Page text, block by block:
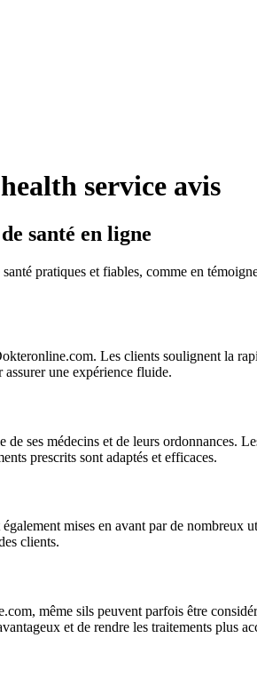
service avis
santé en ligne
pratiques et fiables, comme en
Les clients soulignent la
une expérience fluide.
ses médecins et de leurs ordonnances.
prescrits sont adaptés et efficaces.
mises en avant par de nombreux
clients.
même sils peuvent parfois être
et de rendre les traitements plus